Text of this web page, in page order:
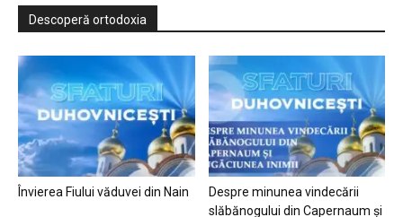
Descoperă ortodoxia
Învierea Fiului văduvei din Nain
Despre minunea vindecării
slăbănogului din Capernaum și